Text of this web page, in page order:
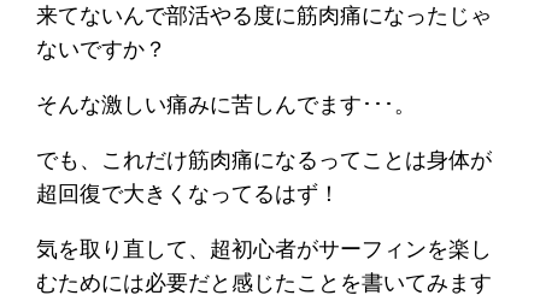
来てないんで部活やる度に筋肉痛になったじゃ
ないですか？
そんな激しい痛みに苦しんでます･･･。
でも、これだけ筋肉痛になるってことは身体が
超回復で大きくなってるはず！
気を取り直して、超初心者がサーフィンを楽し
むためには必要だと感じたことを書いてみます